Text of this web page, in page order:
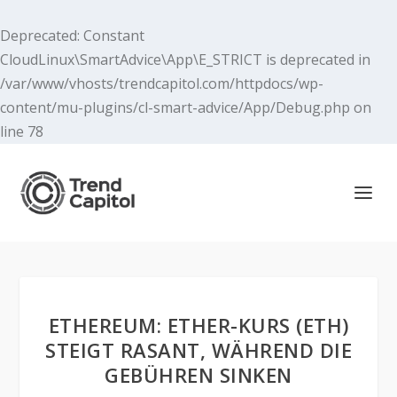
Deprecated: Constant
CloudLinux\SmartAdvice\App\E_STRICT is deprecated in
/var/www/vhosts/trendcapitol.com/httpdocs/wp-
content/mu-plugins/cl-smart-advice/App/Debug.php on
line 78
ETHEREUM: ETHER-KURS (ETH)
STEIGT RASANT, WÄHREND DIE
GEBÜHREN SINKEN